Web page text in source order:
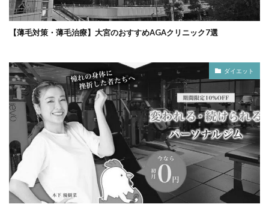
【薄毛対策・薄毛治療】大宮のおすすめAGAクリニック7選
ダイエット